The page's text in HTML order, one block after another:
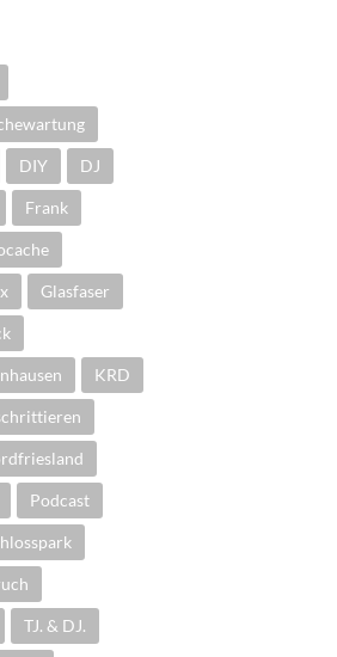
DIY DJ
Frank
Glasfaser
KRD
Podcast
TJ. & DJ.